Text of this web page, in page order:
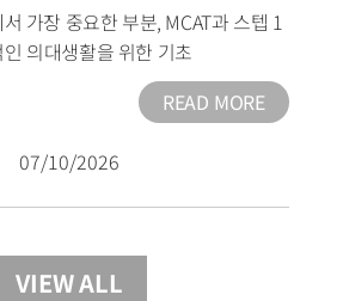
가장 중요한 부분, MCAT과 스텝 1
의대생활을 위한 기초
READ MORE
07/10/2026
VIEW ALL